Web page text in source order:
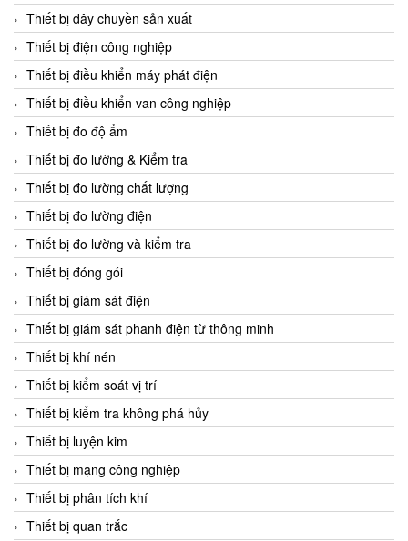
CEIA Vietnam
Celduc Vietnam
Cemb
Centec GmbH
CEQUBE
CHAUVIN ARNOUX
Checkline
Chino
Chiyoda Seiki
Chiyoda-Tsusho
Chongqing Huaneng
Chromalox
ChuanYi
CIC
Clage
Clake Fololo
Clark Cooper
CMC Ventilazione
Coax Valves Inc
Thiết bị dây chuyền sản xuất
Thiết bị điện công nghiệp
Thiết bị điều khiển máy phát điện
Thiết bị điều khiển van công nghiệp
Thiết bị đo độ ẩm
Thiết bị đo lường & Kiểm tra
Thiết bị đo lường chất lượng
Thiết bị đo lường điện
Thiết bị đo lường và kiểm tra
Thiết bị đóng gói
Thiết bị giám sát điện
Thiết bị giám sát phanh điện từ thông minh
Thiết bị khí nén
Thiết bị kiểm soát vị trí
Thiết bị kiểm tra không phá hủy
Thiết bị luyện kim
Thiết bị mạng công nghiệp
Thiết bị phân tích khí
Thiết bị quan trắc